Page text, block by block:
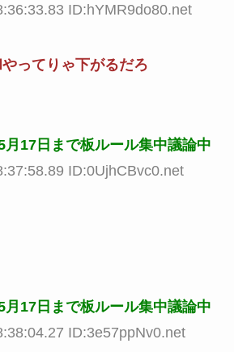
ID:hYMR9do80.net
ってりゃ下がるだろ
月17日まで板ルール集中議論中
ID:0UjhCBvc0.net
月17日まで板ルール集中議論中
ID:3e57ppNv0.net